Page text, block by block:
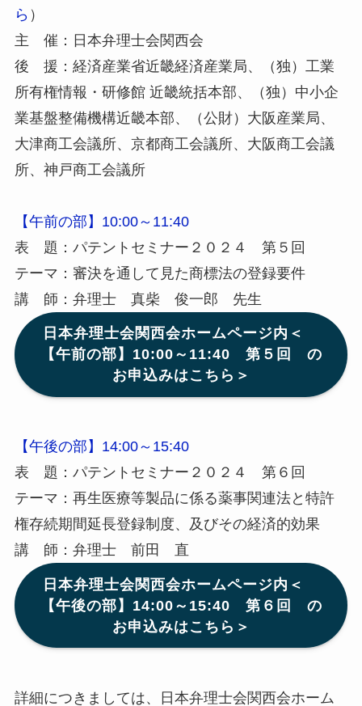
ら ）
主 催：日本弁理士会関西会
後 援：経済産業省近畿経済産業局、（独）工業
所有権情報・研修館 近畿統括本部、（独）中小企
業基盤整備機構近畿本部、（公財）大阪産業局、
大津商工会議所、京都商工会議所、大阪商工会議
所、神戸商工会議所
【午前の部】10:00～11:40
表 題：パテントセミナー２０２４ 第５回
テーマ：審決を通して見た商標法の登録要件
講 師：弁理士 真柴 俊一郎 先生
日本弁理士会関西会ホームページ内＜
【午前の部】10:00～11:40 第５回 の
お申込みはこちら＞
【午後の部】14:00～15:40
表 題：パテントセミナー２０２４ 第６回
テーマ：再生医療等製品に係る薬事関連法と特許
権存続期間延長登録制度、及びその経済的効果
講 師：弁理士 前田 直
日本弁理士会関西会ホームページ内＜
【午後の部】14:00～15:40 第６回 の
お申込みはこちら＞
詳細につきましては、日本弁理士会関西会ホーム